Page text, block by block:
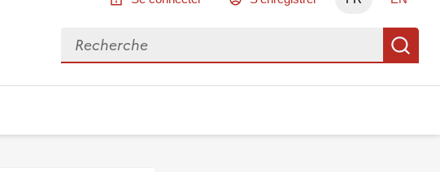
Rechercher des données